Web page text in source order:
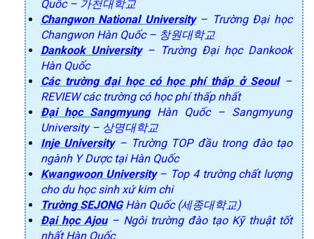
Quốc – 가천대학교
Changwon National University– Trường Đại học
Changwon Hàn Quốc – 창원대학교
Dankook University– Trường Đại học Dankook
Hàn Quốc
Các trường đại học có học phí thấp ở Seoul–
REVIEW các trường có học phí thấp nhất
Đại học SangmyungHàn Quốc – Sangmyung
University – 상명대학교
Inje University– Trường TOP đầu trong đào tạo
ngành Y Dược tại Hàn Quốc
Kwangwoon University– Top 4 trường chất lượng
cho du học sinh xứ kim chi
Trường SEJONGHàn Quốc (세종대학교)
Đại học Ajou– Ngôi trường đào tạo Kỹ thuật tốt
nhất Hàn Quốc